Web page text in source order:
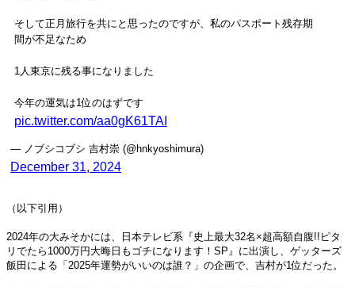
そして正月旅行を共にと思ったのですが、私のパスポート残存期
間が不足なため
1人東京に残る事になりました
今年の運気は1位のはずです
pic.twitter.com/aa0gK61TAI
— ノブシコブシ 吉村崇 (@hnkyoshimura)
December 31, 2024
（以下引用）
2024年の大みそかには、日本テレビ系『史上最大32名×超高額自腹!!ピタ
リでたら1000万円大晦日もゴチになります！SP』に出演し、ゲッターズ
飯田による「2025年運勢がいいのは誰？」の企画で、吉村が1位だった。